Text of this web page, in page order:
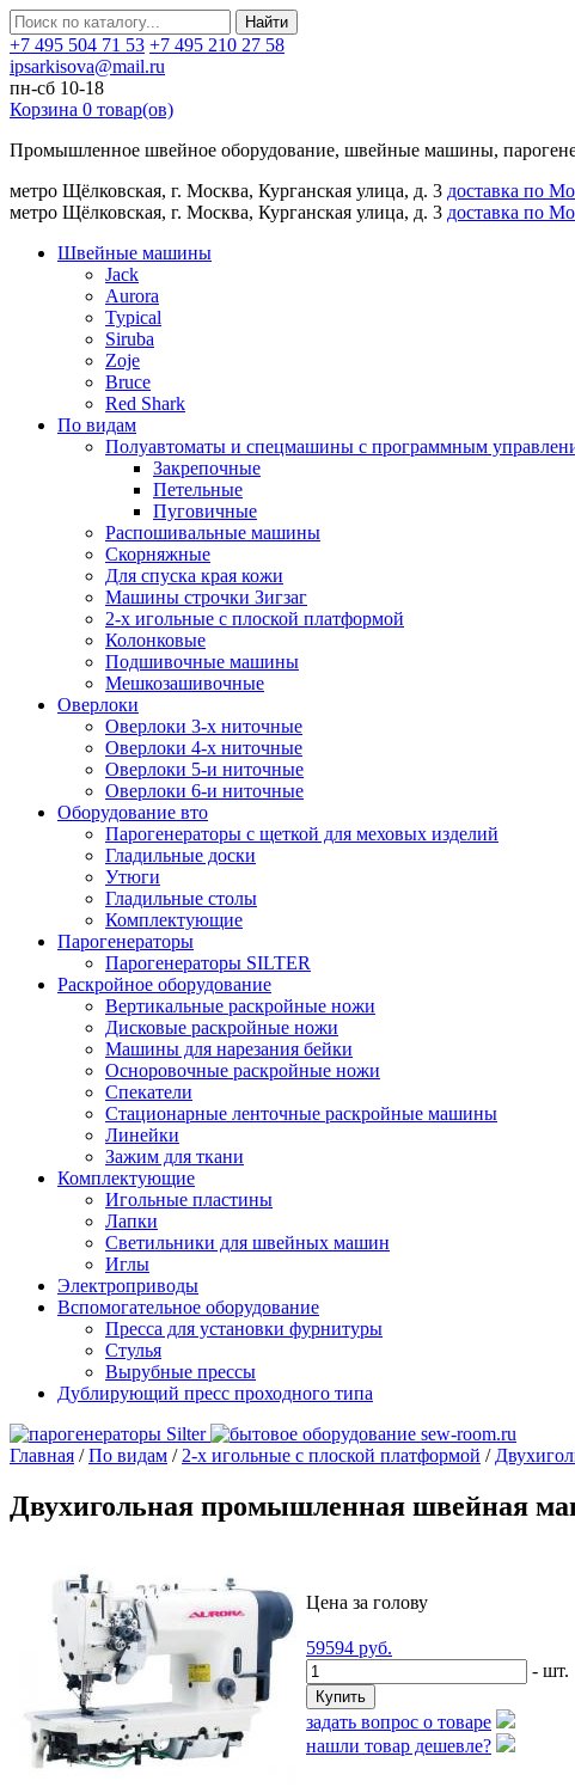
Найти
+7 495 504 71 53 +7 495 210 27 58
ipsarkisova@mail.ru
пн-сб 10-18
Корзина 0 товар(ов)
Промышленное швейное оборудование, швейные машины,
метро Щёлковская, г. Москва, Курганская улица, д. 3 доставка по
метро Щёлковская, г. Москва, Курганская улица, д. 3 доставка по
Швейные машины
Jack
Aurora
Typical
Siruba
Zoje
Bruce
Red Shark
По видам
Полуавтоматы и спецмашины с программным
Закрепочные
Петельные
Пуговичные
Распошивальные машины
Скорняжные
Для спуска края кожи
Машины строчки Зигзаг
2-х игольные с плоской платформой
Колонковые
Подшивочные машины
Мешкозашивочные
Оверлоки
Оверлоки 3-х ниточные
Оверлоки 4-х ниточные
Оверлоки 5-и ниточные
Оверлоки 6-и ниточные
Оборудование вто
Парогенераторы с щеткой для меховых изделий
Гладильные доски
Утюги
Гладильные столы
Комплектующие
Парогенераторы
Парогенераторы SILTER
Раскройное оборудование
Вертикальные раскройные ножи
Дисковые раскройные ножи
Машины для нарезания бейки
Осноровочные раскройные ножи
Спекатели
Стационарные ленточные раскройные машины
Линейки
Зажим для ткани
Комплектующие
Игольные пластины
Лапки
Светильники для швейных машин
Иглы
Электроприводы
Вспомогательное оборудование
Пресса для установки фурнитуры
Стулья
Вырубные прессы
Дублирующий пресс проходного типа
Главная /По видам / 2-х игольные с плоской платформой /
Двухигольная промышленная швейная
Цена за голову
59594 руб.
- шт.
задать вопрос о товаре
нашли товар дешевле?